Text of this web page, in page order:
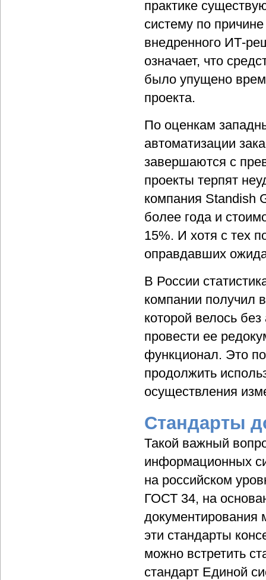
практике
систему по
внедренного ИТ-
означает, что
было упущено
проекта.
По оценкам
автоматизации
завершаются с
проекты терпят
компания Standish
более года и
15%. И хотя с тех
оправдавших
В России
компании получил
которой велось
провести ее
функционал. Это
продолжить
осуществления
Стандарты
Такой важный
информационных
на российском
ГОСТ 34, на
документирования
эти стандарты
можно встретить
стандарт Единой